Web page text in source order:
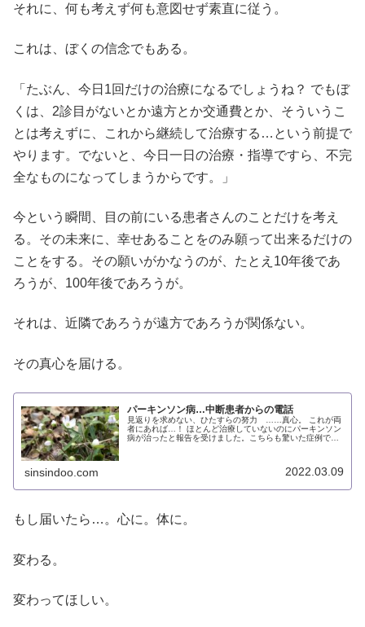
それに、何も考えず何も意図せず素直に従う。
これは、ぼくの信念でもある。
「たぶん、今日1回だけの治療になるでしょうね？ でもぼ
くは、2診目がないとか遠方とか交通費とか、そういうこ
とは考えずに、これから継続して治療する…という前提で
やります。でないと、今日一日の治療・指導ですら、不完
全なものになってしまうからです。」
今という瞬間、目の前にいる患者さんのことだけを考え
る。その未来に、幸せあることをのみ願って出来るだけの
ことをする。その願いがかなうのが、たとえ10年後であ
ろうが、100年後であろうが。
それは、近隣であろうが遠方であろうが関係ない。
その真心を届ける。
パーキンソン病…中断患者からの電話
見返りを求めない、ひたすらの努力 ……真心。 これが両
者にあれば…！ ほとんど治療していないのにパーキンソン
病が治ったと報告を受けました。こちらも驚いた症例で
sinsindoo.com 2022.03.09
もし届いたら…。心に。体に。
変わる。
変わってほしい。